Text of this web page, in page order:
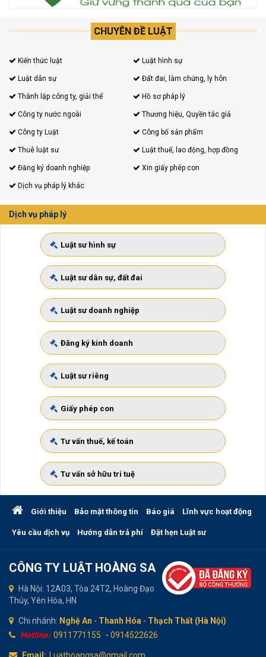
CHUYÊN ĐỀ LUẬT
Kiến thức luật Luật hình sự
Luật dân sự Đất đai, làm chứng, ly hôn
Thành lập công ty, giải thể Hồ sơ pháp lý
Công ty nước ngoài Thương hiệu, Quyền tác giả
Công ty Luật Công bố sản phẩm
Thuê luật sư Luật thuế, lao động, hợp đồng
Đăng ký doanh nghiệp Xin giấy phép con
Dịch vụ pháp lý khác
Dịch vụ pháp lý
Luật sư hình sự
Luật sư dân sự, đất đai
Luật sư doanh nghiệp
Đăng ký kinh doanh
Luật sư riêng
Giấy phép con
Tư vấn thuế, kế toán
Tư vấn sở hữu trí tuệ
Giới thiệu Bảo mật thông tin Báo giá Lĩnh vực hoạt động
Yêu cầu dịch vụ Hướng dẫn trả phí Đặt hẹn Luật sư
CÔNG TY LUẬT HOÀNG SA
Hà Nội: 12A03, Tòa 24T2, Hoàng Đạo
Thúy, Yên Hòa, HN
Chi nhánh: Nghệ An - Thanh Hóa - Thạch Thất (Hà Nội)
Hotline: 0911771155 - 0914522626